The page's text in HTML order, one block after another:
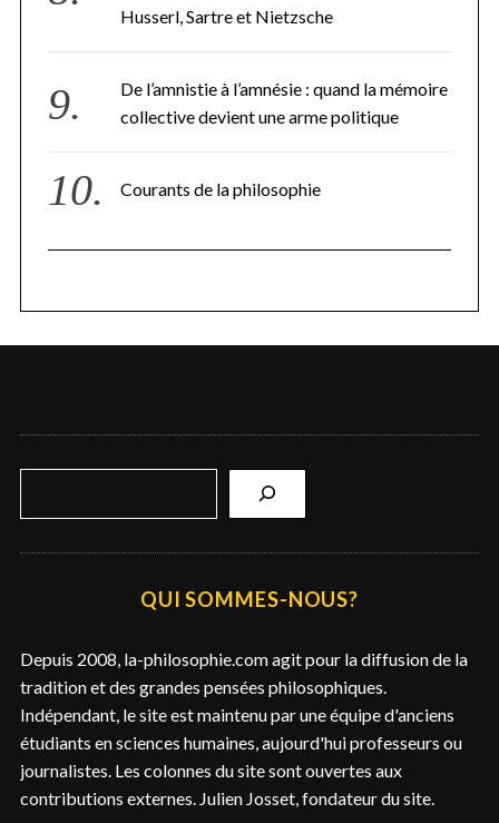
Husserl, Sartre et Nietzsche
De l’amnistie à l’amnésie : quand la mémoire
collective devient une arme politique
Courants de la philosophie
QUI SOMMES-NOUS?
Depuis 2008, la-philosophie.com agit pour la diffusion de la
tradition et des grandes pensées philosophiques.
Indépendant, le site est maintenu par une équipe d'anciens
étudiants en sciences humaines, aujourd'hui professeurs ou
journalistes. Les colonnes du site sont ouvertes aux
contributions externes. Julien Josset, fondateur du site.